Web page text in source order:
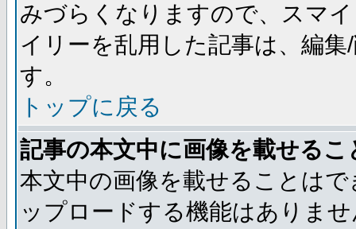
みづらくなりますので、スマ
イリーを乱用した記事は、編
す。
トップに戻る
記事の本文中に画像を載せる
本文中の画像を載せることは
ップロードする機能はありま